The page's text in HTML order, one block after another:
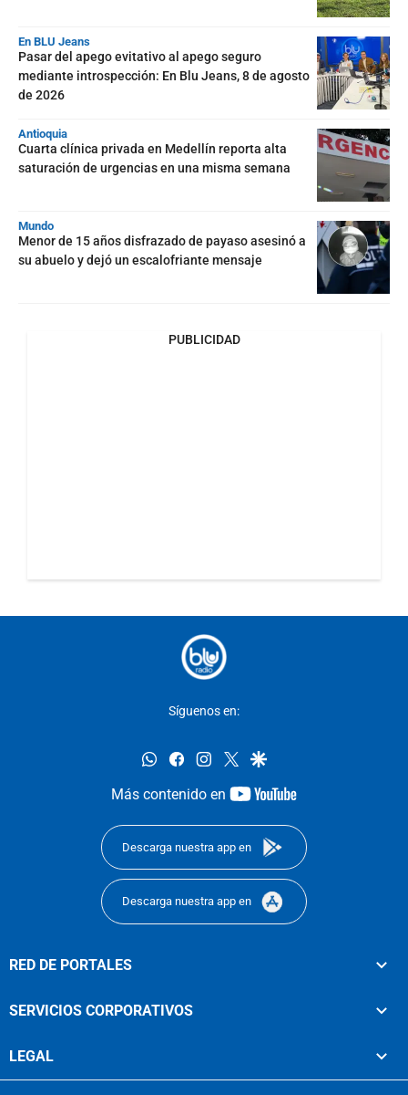
En BLU Jeans
Pasar del apego evitativo al apego seguro
mediante introspección: En Blu Jeans, 8 de agosto
de 2026
Antioquia
Cuarta clínica privada en Medellín reporta alta
saturación de urgencias en una misma semana
Mundo
Menor de 15 años disfrazado de payaso asesinó a
su abuelo y dejó un escalofriante mensaje
PUBLICIDAD
Síguenos en:
whatsappfacebookinstagram
twittergoogle
Más contenido en
youtube-
Descarga nuestra app en
Descarga nuestra app en
RED DE PORTALES
SERVICIOS CORPORATIVOS
LEGAL